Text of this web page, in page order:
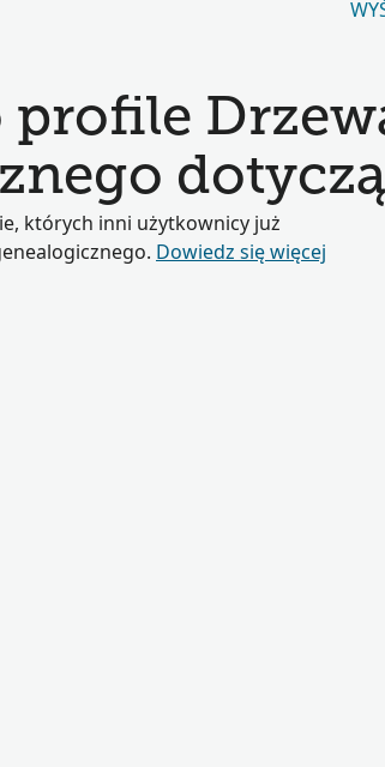
profile
których inni użytkownicy już
Dowiedz się więcej